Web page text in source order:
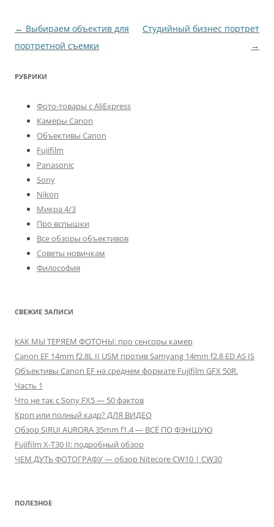
Навигация
по
← Выбираем объектив для
портретной съемки
Студийный бизнес портрет
→
РУБРИКИ
Фото-товары с AliExpress
Камеры Canon
Объективы Canon
Fujifilm
Panasonic
Sony
Nikon
Микра 4/3
Про вспышки
Все обзоры объективов
Советы новичкам
Философия
СВЕЖИЕ ЗАПИСИ
КАК МЫ ТЕРЯЕМ ФОТОНЫ: про сенсоры камер
Canon EF 14mm f2.8L II USM против Samyang 14mm f2.8 ED AS IS
Объективы Canon EF на среднем формате Fujifilm GFX 50R.
Часть 1
Что не так с Sony FX5 — 50 фактов
Кроп или полный кадр? ДЛЯ ВИДЕО
Обзор SIRUI AURORA 35mm f1.4 — ВСЁ ПО ФЭНШУЮ
Fujifilm X-T30 II: подробный обзор
ЧЕМ ДУТЬ ФОТОГРАФУ — обзор Nitecore CW10 | CW30
ПОЛЕЗНОЕ